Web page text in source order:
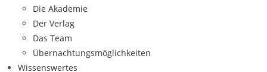
Die Akademie
Der Verlag
Das Team
Übernachtungsmöglichkeiten
Wissenswertes